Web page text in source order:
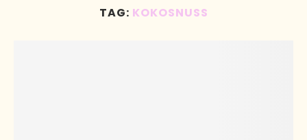
TAG: KOKOSNUSS